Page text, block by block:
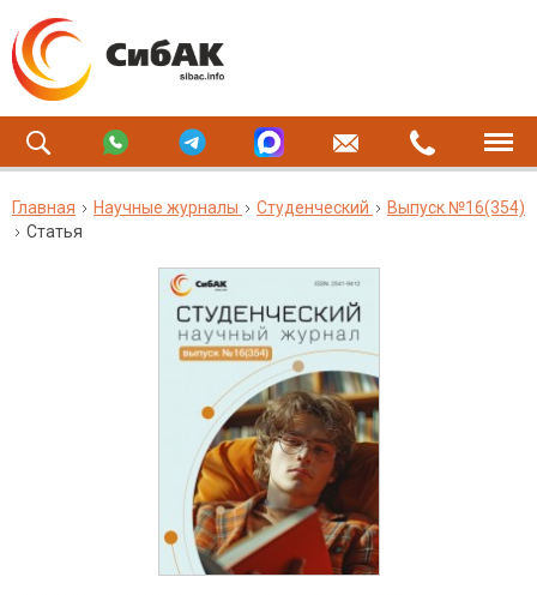
Главная Научные журналы Студенческий
Выпуск №16(354)
Статья